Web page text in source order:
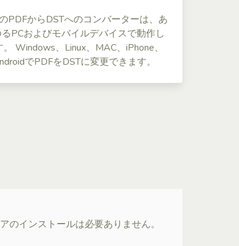
PDFからDSTへのコンバーターは、あ
るPCおよびモバイルデバイスで動作し
。 Windows、Linux、MAC、iPhone、
でPDFをDSTに変更できます。
インストールは必要ありません。